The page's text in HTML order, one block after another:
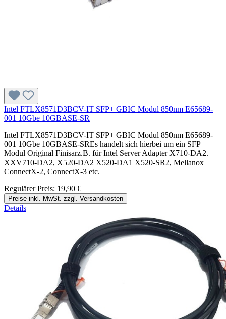
Intel FTLX8571D3BCV-IT SFP+ GBIC Modul 850nm E65689-
001 10Gbe 10GBASE-SR
Intel FTLX8571D3BCV-IT SFP+ GBIC Modul 850nm E65689-
001 10Gbe 10GBASE-SREs handelt sich hierbei um ein SFP+
Modul Original Finisarz.B. für Intel Server Adapter X710-DA2.
XXV710-DA2, X520-DA2 X520-DA1 X520-SR2, Mellanox
ConnectX-2, ConnectX-3 etc.
Regulärer Preis: 19,90 €
Preise inkl. MwSt. zzgl. Versandkosten
Details